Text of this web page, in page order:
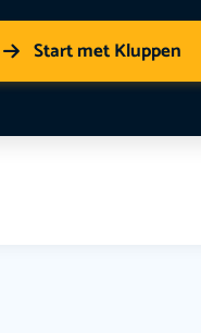
Start met Kluppen